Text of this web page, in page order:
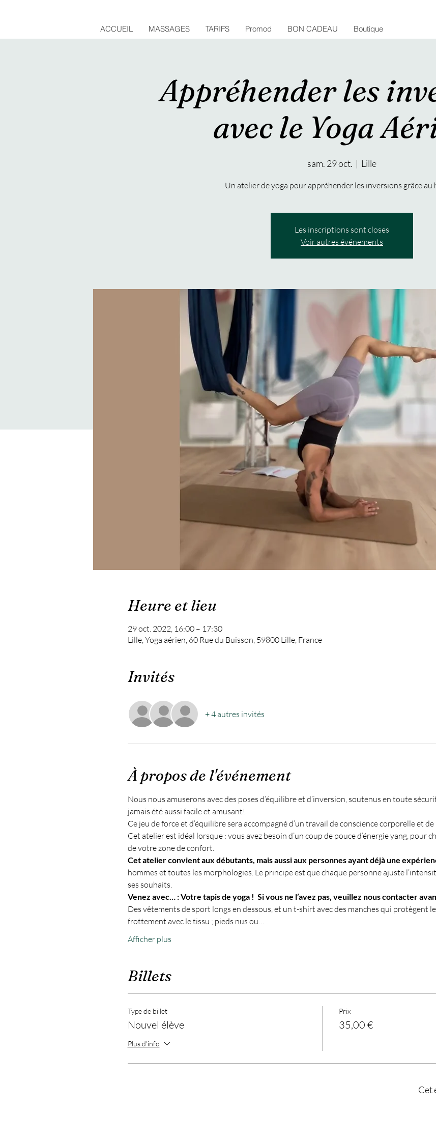
ACCUEIL MASSAGES TARIFS Promod BON CADEAU Boutique
Appréhender les
avec le Yoga
sam. 29 oct.
  |
Lille
Un atelier de yoga pour appréhender les inversions grâce au
Les inscriptions sont closes
Voir autres événements
Heure et lieu
29 oct. 2022, 16:00 – 17:30
Lille, Yoga aérien, 60 Rue du Buisson, 59800 Lille, France
Invités
+ 4 autres invités
À propos de l'événement
Nous nous amuserons avec des poses d’équilibre et d’inversion, soutenus en toute
jamais été aussi facile et amusant!
Ce jeu de force et d’équilibre sera accompagné d’un travail de conscience corporelle et
Cet atelier est idéal lorsque : vous avez besoin d’un coup de pouce d’énergie yang, pour
de votre zone de confort.
Cet atelier convient aux débutants, mais aussi aux personnes ayant déjà une
hommes et toutes les morphologies. Le principe est que chaque personne ajuste
ses souhaits.
Venez avec… : Votre tapis de yoga !  Si vous ne l’avez pas, veuillez nous contacter
Des vêtements de sport longs en dessous, et un t-shirt avec des manches qui protègent
frottement avec le tissu ; pieds nus ou…
Afficher plus
Billets
Type de billet
Nouvel élève
Plus d'info
Prix
35,00 €
Cet